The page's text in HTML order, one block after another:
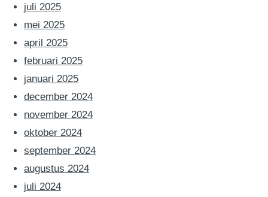
juli 2025
mei 2025
april 2025
februari 2025
januari 2025
december 2024
november 2024
oktober 2024
september 2024
augustus 2024
juli 2024